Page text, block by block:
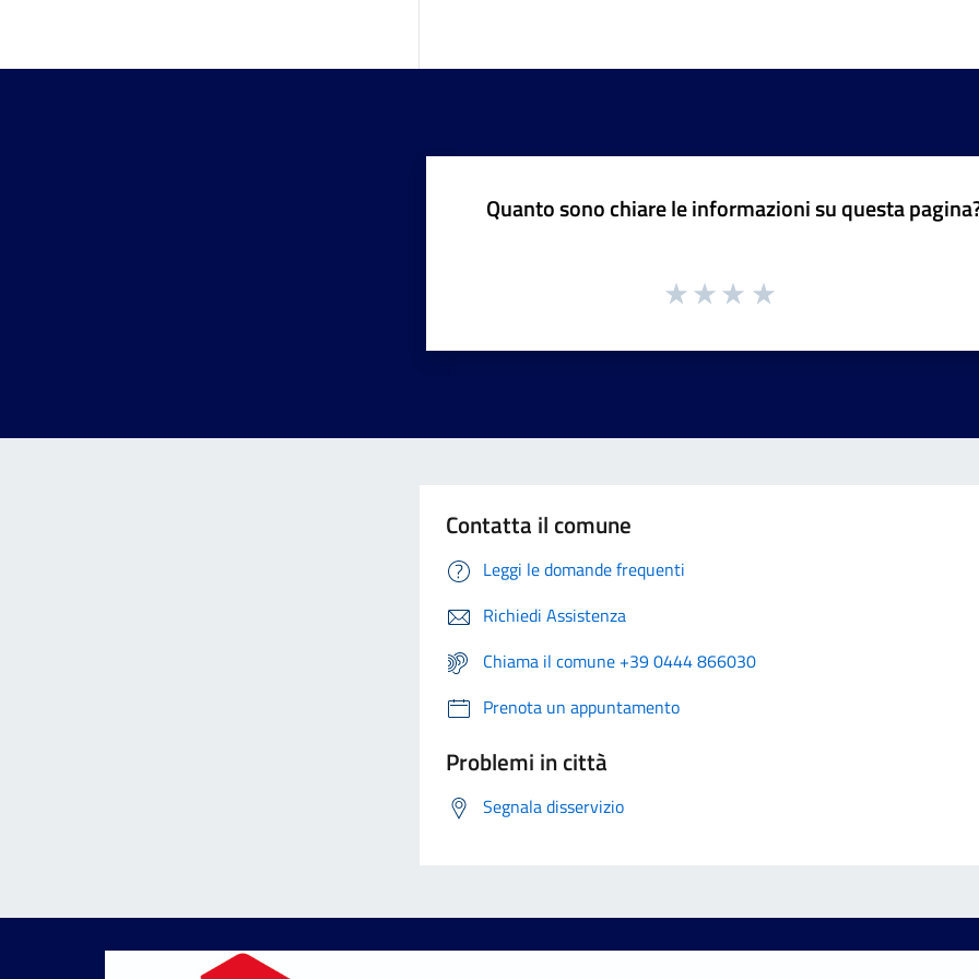
Quanto sono chiare le informazioni su questa
Contatta il comune
Leggi le domande frequenti
Richiedi Assistenza
Chiama il comune +39 0444 866030
Prenota un appuntamento
Problemi in città
Segnala disservizio